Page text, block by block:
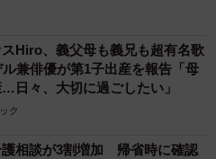
Hiro、義父母も義兄も超有名歌
兼俳優が第1子出産を報告「母
日々、大切に過ごしたい」
ク
護相談が3割増加 帰省時に確認